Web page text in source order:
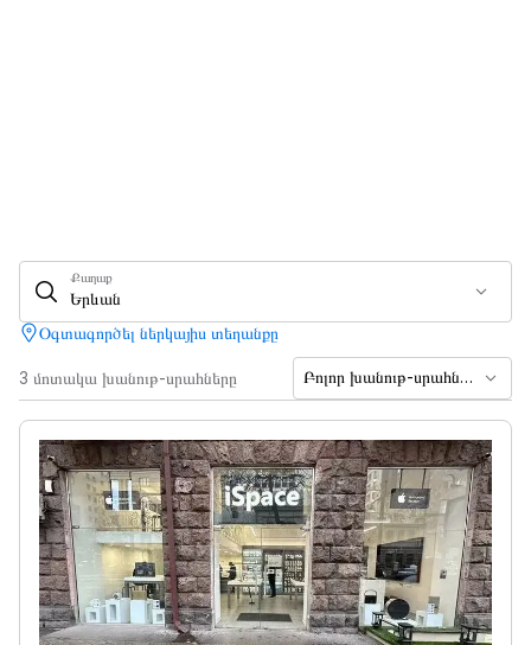
Քաղաք
Երևան
Օգտագործել ներկայիս տեղանքը
3 մոտակա խանութ-սրահները Բոլոր խանութ-սրահները